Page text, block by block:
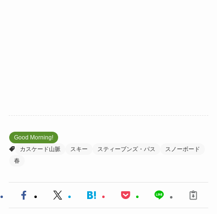
Good Morning!
カスケード山脈
スキー スティーブンズ・パス
スノーボード
春